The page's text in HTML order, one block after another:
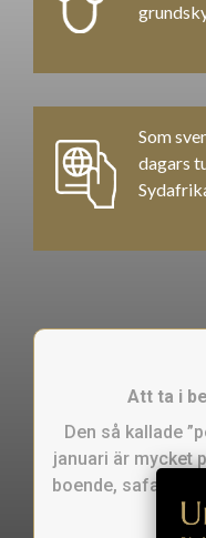
Som
dagars
Att ta i
Den så kallade
januari är mycket
boende, safari,